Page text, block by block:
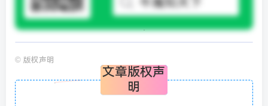
© 版权声明
文章版权声
明